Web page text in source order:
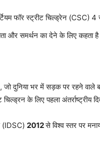
फॉर स्ट्रीट चिल्ड्रेन (CSC) 4
और समर्थन का देने के लिए कहता
जो दुनिया भर में सड़क पर रहने वाले
चिल्ड्रन के लिए पहला अंतर्राष्ट्रीय
(IDSC) 2012से विश्व स्तर पर